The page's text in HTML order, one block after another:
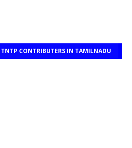
CONTRIBUTERS IN TAMILNADU